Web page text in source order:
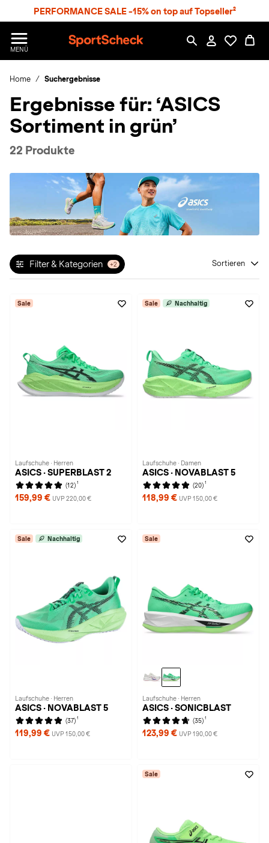
PERFORMANCE SALE -15% on top auf Topseller²
MENÜ
p
r
S
h
c
Home Suchergebnisse
Ergebnisse für: ‘ASICS
Sortiment in grün’
22 Produkte
Filter & Kategorien +2 Sortieren
Sale
Laufschuhe · Herren
ASICS · SUPERBLAST 2
(12) 1
159,99 € UVP 220,00 €
Sale Nachhaltig
Laufschuhe · Damen
ASICS · NOVABLAST 5
(20) 1
118,99 € UVP 150,00 €
Sale Nachhaltig
Laufschuhe · Herren
ASICS · NOVABLAST 5
(37) 1
119,99 € UVP 150,00 €
Sale
Laufschuhe · Herren
ASICS · SONICBLAST
(35) 1
123,99 € UVP 190,00 €
Sale